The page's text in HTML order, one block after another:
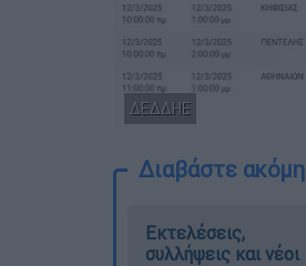
ΔΕΔΔΗΕ
Διαβάστε ακόμη
Εκτελέσεις,
συλλήψεις και νέοι